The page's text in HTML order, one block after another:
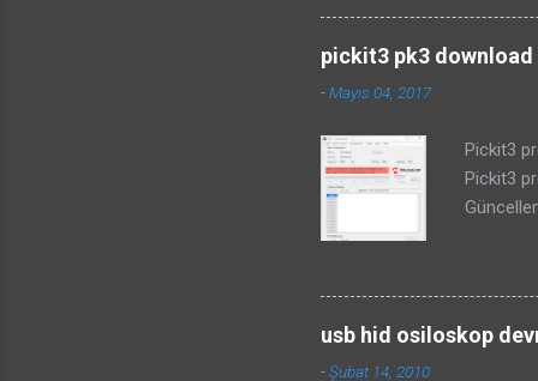
ilgili bir
üzerine
pickit3 pk3
-Mayıs 04, 2017
Pickit3
Pickit3
tarihli
veya
usb hid osiloskop
-Şubat 14, 2010